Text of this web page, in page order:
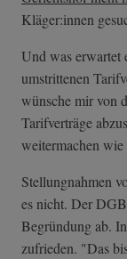
Kläger:innen
Und was erwartet
umstrittenen
wünsche mir von
Tarifverträge
weitermachen wie
Stellungnahmen
es nicht. Der
Begründung ab.
zufrieden. "Das